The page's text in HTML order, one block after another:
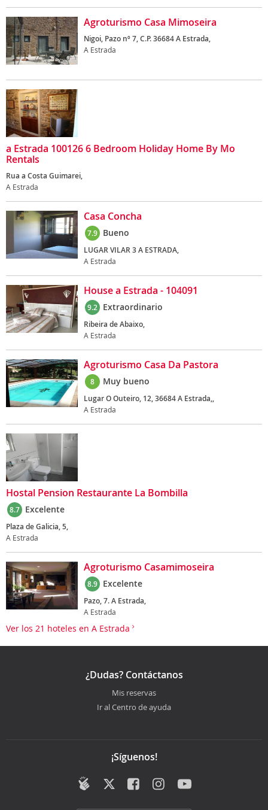
Agroturismo Casa Mimoseira
Nigoi, Pazo nº 7, C.P. 36684 A Estrada,
A Estrada
a Estrada 100126 6 Bedroom Holiday Home By Mo
Rentals
Rua a Costa Guimarei,
A Estrada
Casa Concha
7.9 Bueno
LUGAR VILAR 3 A ESTRADA,
A Estrada
House a Estrada - 104091
9.2 Extraordinario
Ribeira de Abaixo,
A Estrada
Agroturismo Casa Da Pastora
8 Muy bueno
Lugar O Outeiro, 12, 36684 A Estrada,,
A Estrada
Hostal Pension Restaurante La Bombilla
8.7 Excelente
Plaza de Galicia, 5,
A Estrada
Agroturismo Casamimoseira
8.9 Excelente
Pazo, 7. A Estrada,
A Estrada
Ver los 21 hoteles en A Estrada
¿Dudas? Contáctanos
Mis reservas
Ir al Centro de ayuda
¡Síguenos!